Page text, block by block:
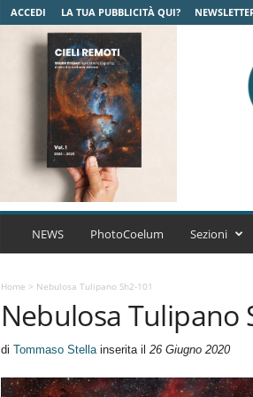
ACCEDI LA TUA PUBBLICITÀ QUI?
C
A
r
NEWS PhotoCoelum Sezioni
Home > Nebulosa Tulipano Sh2-101
Nebulosa Tulipano
di Tommaso Stellainserita il 26 Giugno 2020